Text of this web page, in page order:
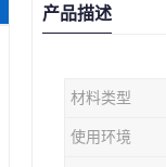
产品描述
材料类型
使用环境